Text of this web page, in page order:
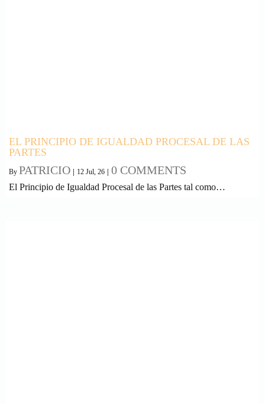
EL PRINCIPIO DE IGUALDAD PROCESAL DE LAS
PARTES
By PATRICIO | 12 Jul, 26 | 0 COMMENTS
El Principio de Igualdad Procesal de las Partes tal como…